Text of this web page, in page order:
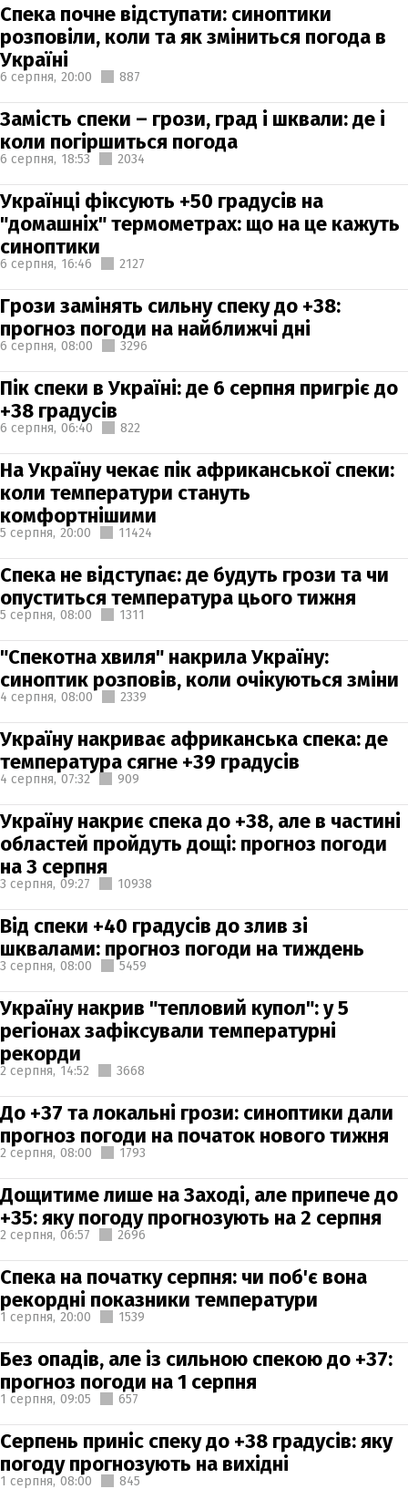
Спека почне відступати: синоптики
розповіли, коли та як зміниться погода в
Україні
6 серпня, 20:00 887
Замість спеки – грози, град і шквали: де і
коли погіршиться погода
6 серпня, 18:53 2034
Українці фіксують +50 градусів на
"домашніх" термометрах: що на це кажуть
синоптики
6 серпня, 16:46 2127
Грози замінять сильну спеку до +38:
прогноз погоди на найближчі дні
6 серпня, 08:00 3296
Пік спеки в Україні: де 6 серпня пригріє до
+38 градусів
6 серпня, 06:40 822
На Україну чекає пік африканської спеки:
коли температури стануть
комфортнішими
5 серпня, 20:00 11424
Спека не відступає: де будуть грози та чи
опуститься температура цього тижня
5 серпня, 08:00 1311
"Спекотна хвиля" накрила Україну:
синоптик розповів, коли очікуються зміни
4 серпня, 08:00 2339
Україну накриває африканська спека: де
температура сягне +39 градусів
4 серпня, 07:32 909
Україну накриє спека до +38, але в частині
областей пройдуть дощі: прогноз погоди
на 3 серпня
3 серпня, 09:27 10938
Від спеки +40 градусів до злив зі
шквалами: прогноз погоди на тиждень
3 серпня, 08:00 5459
Україну накрив "тепловий купол": у 5
регіонах зафіксували температурні
рекорди
2 серпня, 14:52 3668
До +37 та локальні грози: синоптики дали
прогноз погоди на початок нового тижня
2 серпня, 08:00 1793
Дощитиме лише на Заході, але припече до
+35: яку погоду прогнозують на 2 серпня
2 серпня, 06:57 2696
Спека на початку серпня: чи поб'є вона
рекордні показники температури
1 серпня, 20:00 1539
Без опадів, але із сильною спекою до +37:
прогноз погоди на 1 серпня
1 серпня, 09:05 657
Серпень приніс спеку до +38 градусів: яку
погоду прогнозують на вихідні
1 серпня, 08:00 845